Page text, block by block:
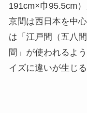
191cm×巾95.5cm
京間は西日本を中
は「江戸間（五八
間」が使われるよ
イズに違いが生じ